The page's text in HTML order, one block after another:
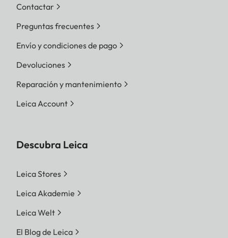
Contactar
Preguntas frecuentes
Envío y condiciones de pago
Devoluciones
Reparación y mantenimiento
Leica Account
Descubra Leica
Leica Stores
Leica Akademie
Leica Welt
El Blog de Leica